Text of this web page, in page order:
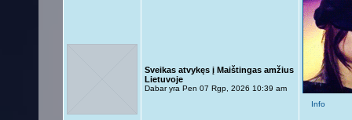
Sveikas atvykęs į Maištingas amžius
Lietuvoje
Dabar yra Pen 07 Rgp, 2026 10:39 am
Info